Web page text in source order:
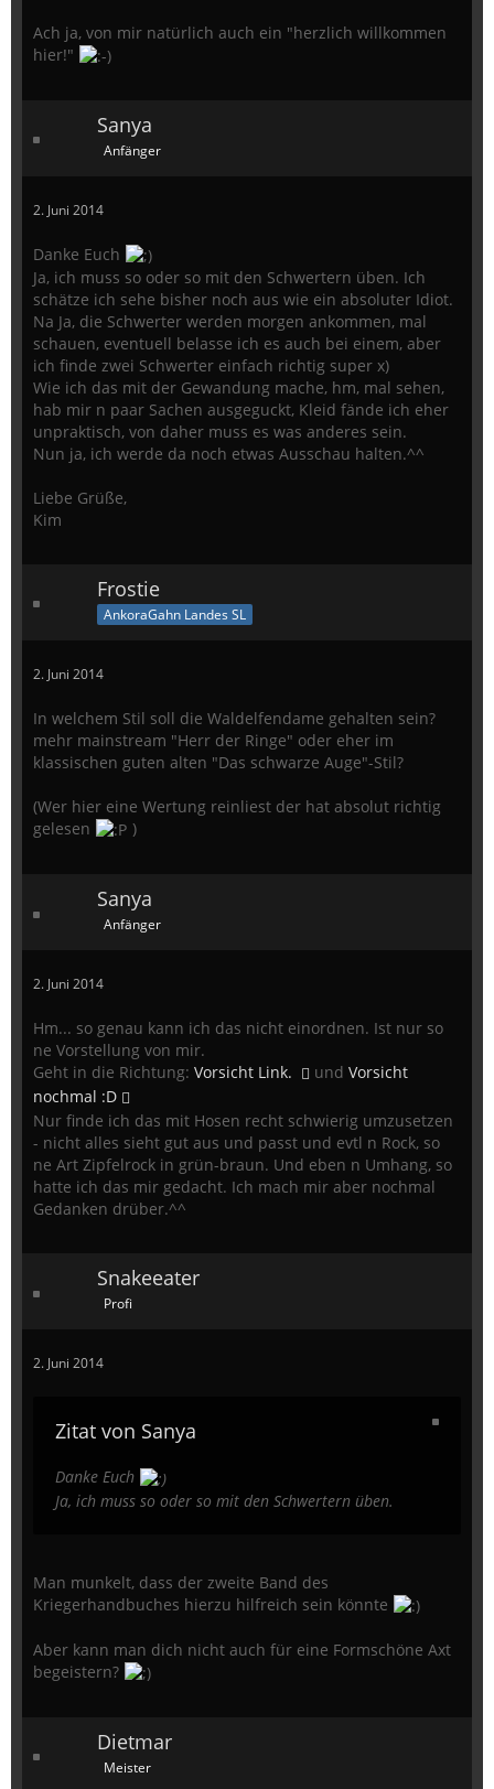
Ach ja, von mir natürlich auch ein "herzlich willkommen
hier!"
Sanya
Anfänger
2. Juni 2014
Danke Euch
Ja, ich muss so oder so mit den Schwertern üben. Ich
schätze ich sehe bisher noch aus wie ein absoluter Idiot.
Na Ja, die Schwerter werden morgen ankommen, mal
schauen, eventuell belasse ich es auch bei einem, aber
ich finde zwei Schwerter einfach richtig super x)
Wie ich das mit der Gewandung mache, hm, mal sehen,
hab mir n paar Sachen ausgeguckt, Kleid fände ich eher
unpraktisch, von daher muss es was anderes sein.
Nun ja, ich werde da noch etwas Ausschau halten.^^
Liebe Grüße,
Kim
Frostie
AnkoraGahn Landes SL
2. Juni 2014
In welchem Stil soll die Waldelfendame gehalten sein?
mehr mainstream "Herr der Ringe" oder eher im
klassischen guten alten "Das schwarze Auge"-Stil?
(Wer hier eine Wertung reinliest der hat absolut richtig
gelesen
)
Sanya
Anfänger
2. Juni 2014
Hm... so genau kann ich das nicht einordnen. Ist nur so
ne Vorstellung von mir.
Geht in die Richtung: Vorsicht Link. und Vorsicht
nochmal :D
Nur finde ich das mit Hosen recht schwierig umzusetzen
- nicht alles sieht gut aus und passt und evtl n Rock, so
ne Art Zipfelrock in grün-braun. Und eben n Umhang, so
hatte ich das mir gedacht. Ich mach mir aber nochmal
Gedanken drüber.^^
Snakeeater
Profi
2. Juni 2014
Zitat von Sanya
Danke Euch
Ja, ich muss so oder so mit den Schwertern üben.
Man munkelt, dass der zweite Band des
Kriegerhandbuches hierzu hilfreich sein könnte
Aber kann man dich nicht auch für eine Formschöne Axt
begeistern?
Dietmar
Meister